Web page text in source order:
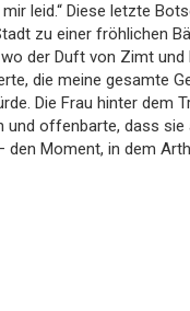
mir leid.“ Diese letzte
zu einer fröhlichen
wo der Duft von Zimt
die meine gesamte
Die Frau hinter dem
und offenbarte, dass
den Moment, in dem